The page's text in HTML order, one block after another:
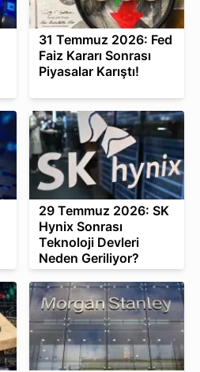
31 Temmuz 2026: Fed
Faiz Kararı Sonrası
Piyasalar Karıştı!
29 Temmuz 2026: SK
Hynix Sonrası
Teknoloji Devleri
Neden Geriliyor?